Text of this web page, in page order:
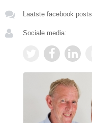
Laatste facebook posts
Sociale media: